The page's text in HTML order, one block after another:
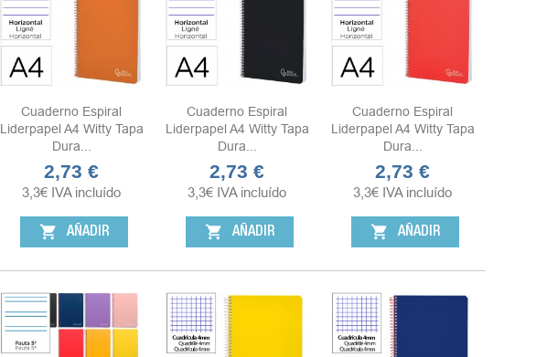
Cuaderno Espiral
Liderpapel A4 Witty Tapa
Dura...
Precio
2,73 €
3,3€ IVA incluído
shopping_cart AÑADIR
Cuaderno Espiral
Liderpapel A4 Witty Tapa
Dura...
Precio
2,73 €
3,3€ IVA incluído
shopping_cart AÑADIR
Cuaderno Espiral
Liderpapel A4 Witty Tapa
Dura...
Precio
2,73 €
3,3€ IVA incluído
shopping_cart AÑADIR